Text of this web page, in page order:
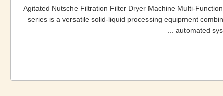
Agitated Nutsche Filtration Filter Dryer Machine Multi-
series is a versatile solid-liquid processing equipment
automated